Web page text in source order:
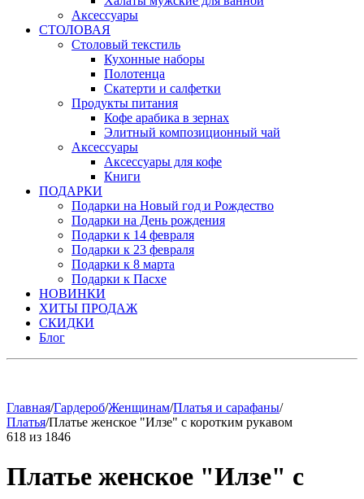
Аксессуары
СТОЛОВАЯ
Столовый текстиль
Кухонные наборы
Полотенца
Скатерти и салфетки
Продукты питания
Кофе арабика в зернах
Элитный композиционный чай
Аксессуары
Аксессуары для кофе
Книги
ПОДАРКИ
Подарки на Новый год и Рождество
Подарки на День рождения
Подарки к 14 февраля
Подарки к 23 февраля
Подарки к 8 марта
Подарки к Пасхе
НОВИНКИ
ХИТЫ ПРОДАЖ
СКИДКИ
Блог
Главная/Гардероб/Женщинам/Платья и сарафаны/
Платья/Платье женское "Илзе" с коротким рукавом
618 из 1846
Платье женское "Илзе" с